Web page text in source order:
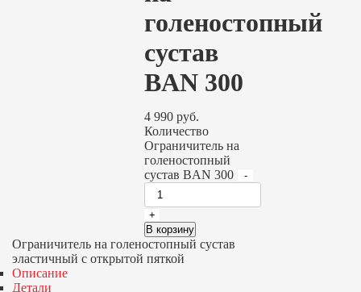
голеностопный
сустав
BAN 300
4 990руб.
Количество
Ограничитель на
голеностопный
сустав BAN 300
В корзину
Ограничитель на голеностопный сустав
эластичный с открытой пяткой
Описание
Детали